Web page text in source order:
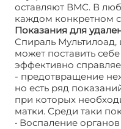
оставляют ВМС. В
каждом конкретном
Показания для
Спираль Мультилоад,
может поставить
эффективно
- предотвращение
но есть ряд
при которых
матки. Среди таки
• Воспаление